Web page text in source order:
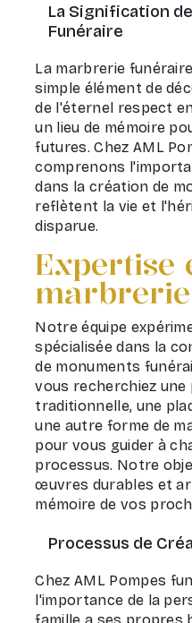
La Signification
Funéraire
La marbrerie
simple élément de
de l'éternel respect
un lieu de mémoire
futures. Chez AML
comprenons
dans la création de
reflètent la vie et
disparue.
Expertise
Notre équipe
spécialisée dans la
de monuments
vous recherchiez
traditionnelle, une
une autre forme de
pour vous guider à
processus. Notre
œuvres durables et
mémoire de vos
Processus de
Chez AML Pompes
l'importance de la